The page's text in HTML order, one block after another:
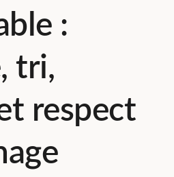
:
tri,
respect